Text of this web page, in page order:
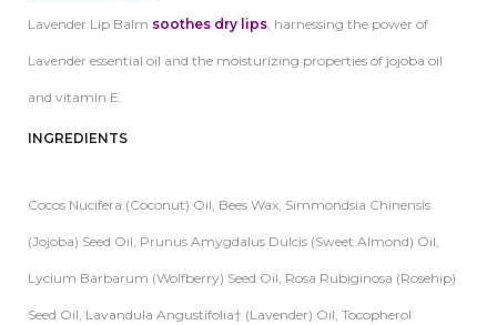
Lavender Lip Balm soothes dry lips, harnessing the power of
Lavender essential oil and the moisturizing properties of jojoba oil
and vitamin E.
INGREDIENTS
Cocos Nucifera (Coconut) Oil, Bees Wax, Simmondsia Chinensis
(Jojoba) Seed Oil, Prunus Amygdalus Dulcis (Sweet Almond) Oil,
Lycium Barbarum (Wolfberry) Seed Oil, Rosa Rubiginosa (Rosehip)
Seed Oil, Lavandula Angustifolia† (Lavender) Oil, Tocopherol